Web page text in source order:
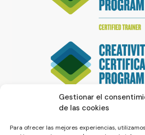
Gestionar el
de las cookies
Para ofrecer las mejores experiencias,